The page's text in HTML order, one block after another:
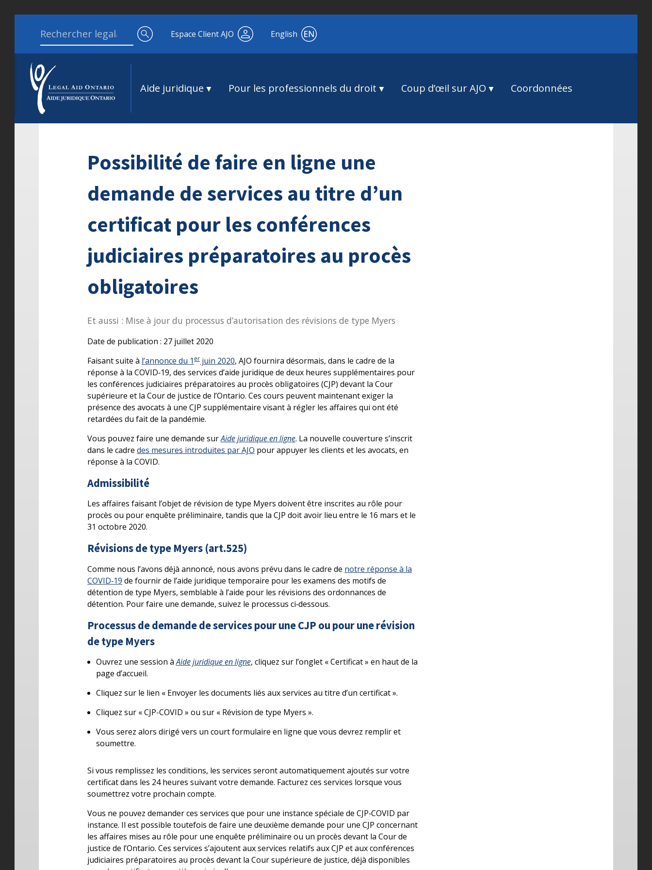
Search for:
Espace Client AJO English
Aide juridique Pour les professionnels du droit Coup d’œil sur AJO Coordonnées
Possibilité de faire en ligne une
demande de services au titre d’un
certificat pour les conférences
judiciaires préparatoires au procès
obligatoires
Et aussi : Mise à jour du processus d’autorisation des révisions de type Myers
Date de publication : 27 juillet 2020
Faisant suite à l’annonce du 1 er juin 2020, AJO fournira désormais, dans le cadre de la
réponse à la COVID‑19, des services d’aide juridique de deux heures supplémentaires pour
les conférences judiciaires préparatoires au procès obligatoires (CJP) devant la Cour
supérieure et la Cour de justice de l’Ontario. Ces cours peuvent maintenant exiger la
présence des avocats à une CJP supplémentaire visant à régler les affaires qui ont été
retardées du fait de la pandémie.
Vous pouvez faire une demande surAide juridique en ligne. La nouvelle couverture s’inscrit
dans le cadre des mesures introduites par AJO pour appuyer les clients et les avocats, en
réponse à la COVID.
Admissibilité
Les affaires faisant l’objet de révision de type Myers doivent être inscrites au rôle pour
procès ou pour enquête préliminaire, tandis que la CJP doit avoir lieu entre le 16 mars et le
31 octobre 2020.
Révisions de type Myers (art.525)
Comme nous l’avons déjà annoncé, nous avons prévu dans le cadre de notre réponse à la
COVID‑19 de fournir de l’aide juridique temporaire pour les examens des motifs de
détention de type Myers, semblable à l’aide pour les révisions des ordonnances de
détention. Pour faire une demande, suivez le processus ci‑dessous.
Processus de demande de services pour une CJP ou pour une révision
de type Myers
Ouvrez une session àAide juridique en ligne, cliquez sur l’onglet « Certificat » en haut de la
page d’accueil.
Cliquez sur le lien « Envoyer les documents liés aux services au titre d’un certificat ».
Cliquez sur « CJP-COVID » ou sur « Révision de type Myers ».
Vous serez alors dirigé vers un court formulaire en ligne que vous devrez remplir et
soumettre.
Si vous remplissez les conditions, les services seront automatiquement ajoutés sur votre
certificat dans les 24 heures suivant votre demande. Facturez ces services lorsque vous
soumettrez votre prochain compte.
Vous ne pouvez demander ces services que pour une instance spéciale de CJP‑COVID par
instance. Il est possible toutefois de faire une deuxième demande pour une CJP concernant
les affaires mises au rôle pour une enquête préliminaire ou un procès devant la Cour de
justice de l’Ontario. Ces services s’ajoutent aux services relatifs aux CJP et aux conférences
judiciaires préparatoires au procès devant la Cour supérieure de justice, déjà disponibles